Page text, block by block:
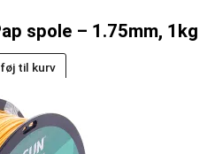
spole – 1.75mm, 1kg
til kurv